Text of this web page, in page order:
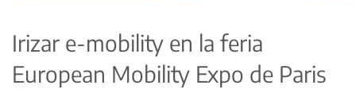
Irizar e-mobility en la feria
European Mobility Expo de Paris